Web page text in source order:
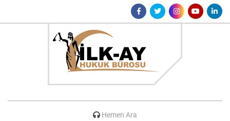
Hemen Ara